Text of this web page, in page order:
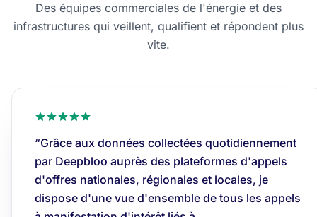
Des équipes commerciales de l'énergie et des
infrastructures qui veillent, qualifient et répondent plus
vite.
“Grâce aux données collectées quotidiennement
par Deepbloo auprès des plateformes d'appels
d'offres nationales, régionales et locales, je
dispose d'une vue d'ensemble de tous les appels